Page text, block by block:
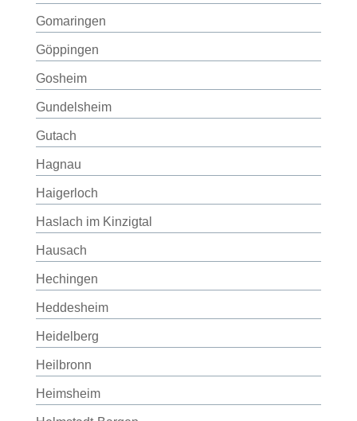
Gomaringen
Göppingen
Gosheim
Gundelsheim
Gutach
Hagnau
Haigerloch
Haslach im Kinzigtal
Hausach
Hechingen
Heddesheim
Heidelberg
Heilbronn
Heimsheim